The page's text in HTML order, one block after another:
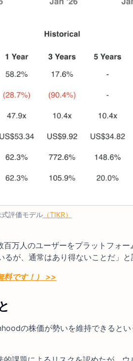
評価モデル（TIKR）
万人のユーザーをプラットフォ
が、通常はあり得ないことだ」と
料です！） >>
の株価が勢いを維持できると